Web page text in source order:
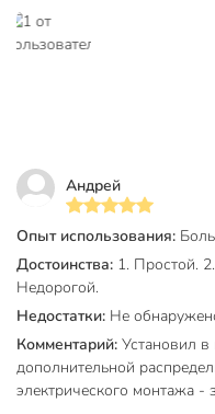
Андрей
Опыт использования:
Достоинства: 1. Простой.
Недорогой.
Недостатки: Не
Комментарий: Установил в
дополнительной
электрического монтажа -